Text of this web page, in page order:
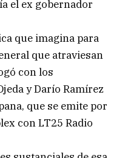
el ex gobernador
que imagina para
que atraviesan
con los
y Darío Ramírez
que se emite por
con LT25 Radio